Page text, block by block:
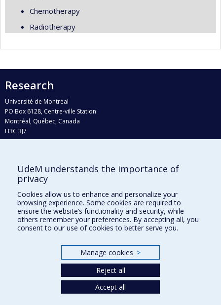
Chemotherapy
Radiotherapy
Research
Université de Montréal
PO Box 6128, Centre-ville Station
Montréal, Québec, Canada
H3C 3J7
Who does what?
Find us
Site map
Accessibility
UdeM understands the importance of
privacy
Cookies allow us to enhance and personalize your
browsing experience. Some cookies are required to
ensure the website’s functionality and security, while
others remember your preferences. By accepting all, you
consent to our use of cookies to better serve you.
Manage cookies >
Reject all
Accept all